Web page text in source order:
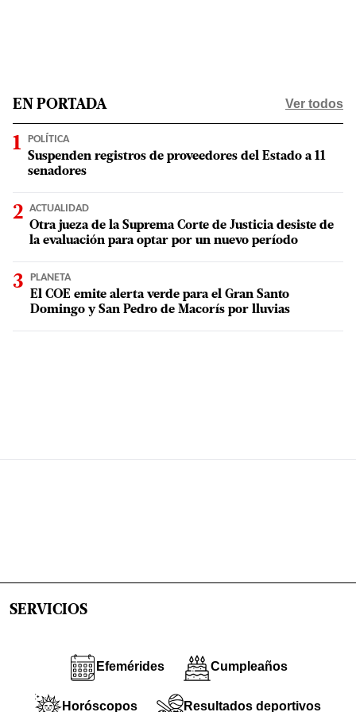
EN PORTADA Ver todos
POLÍTICA
Suspenden registros de proveedores del Estado a 11
senadores
ACTUALIDAD
Otra jueza de la Suprema Corte de Justicia desiste de
la evaluación para optar por un nuevo período
PLANETA
El COE emite alerta verde para el Gran Santo
Domingo y San Pedro de Macorís por lluvias
SERVICIOS
Efemérides Cumpleaños
Horóscopos Resultados deportivos